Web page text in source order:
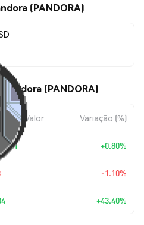
(PANDORA)
(PANDORA)
do Valor Variação (%)
+0.80%
-1.10%
+43.40%